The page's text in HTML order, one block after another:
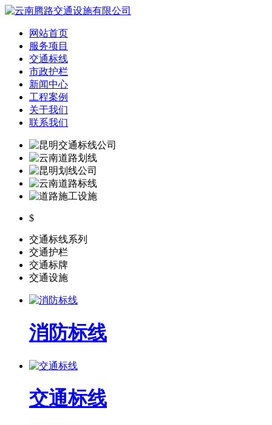
网站首页
服务项目
交通标线
市政护栏
新闻中心
工程案例
关于我们
联系我们
$
交通标线系列
交通护栏
交通标牌
交通设施
消防标线
交通标线